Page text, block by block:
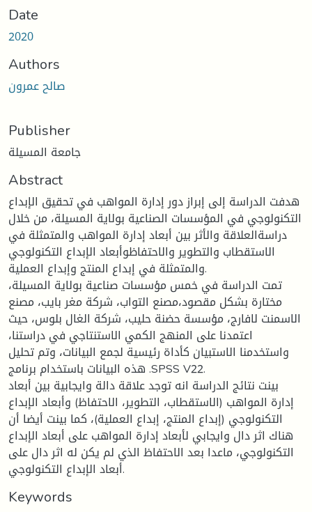
Date
2020
Authors
صالح عمرون
Publisher
جامعة المسيلة
Abstract
هدفت الدراسة إلى إبراز دور إدارة المواهب في تحقيق الإبداع
التكنولوجي في المؤسسات الصناعية بولاية المسيلة، من خلال
دراسةالعلاقة والأثر بين أبعاد إدارة المواهب والمتمثلة في
الاستقطاب والتطوير والاحتفاظوأبعاد الإبداع التكنولوجي
والمتمثلة في إبداع المنتج وإبداع العملية.
تمت الدراسة في خمس مؤسسات صناعية بولاية المسيلة،
مختارة بشكل مقصود،مصنع التواب، شركة مغر بايب، مصنع
الاسمنت لافارج، مؤسسة حضنة حليب، شركة الغال بلوس، حيث
اعتمدنا على المنهج الكمي الاستنتاجي في دراستنا،
واستخدمنا الاستبيان كأداة رئيسية لجمع البيانات، وتم تحليل
هذه البيانات باستخدام برنامج .SPSS V22.
بينت نتائج الدراسة انه توجد علاقة دالة وايجابية بين أبعاد
إدارة المواهب (الاستقطاب، التطوير، الاحتفاظ) وأبعاد الإبداع
التكنولوجي (إبداع المنتج، إبداع العملية)، كما بينت أيضا أن
هناك اثر دال وايجابي لأبعاد إدارة المواهب على أبعاد الإبداع
التكنولوجي، ماعدا بعد الاحتفاظ الذي لم يكن له اثر دال على
أبعاد الإبداع التكنولوجي.
Keywords